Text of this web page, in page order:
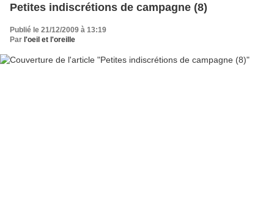
Petites indiscrétions de campagne (8)
Publié le 21/12/2009 à 13:19
Par l'oeil et l'oreille